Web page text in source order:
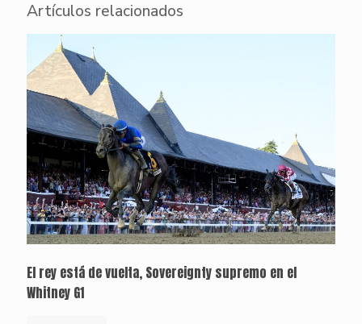
Artículos relacionados
El rey está de vuelta, Sovereignty supremo en el
Whitney G1